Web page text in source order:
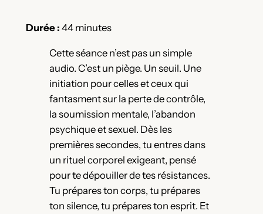
Durée : 44 minutes
Cette séance n’est pas un simple
audio. C’est un piège. Un seuil. Une
initiation pour celles et ceux qui
fantasment sur la perte de contrôle,
la soumission mentale, l’abandon
psychique et sexuel. Dès les
premières secondes, tu entres dans
un rituel corporel exigeant, pensé
pour te dépouiller de tes résistances.
Tu prépares ton corps, tu prépares
ton silence, tu prépares ton esprit. Et